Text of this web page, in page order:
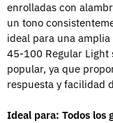
enrolladas con
un tono
ideal para una
45-100 Regular Light
popular, ya que
respuesta y facilidad
Ideal para: Todos los